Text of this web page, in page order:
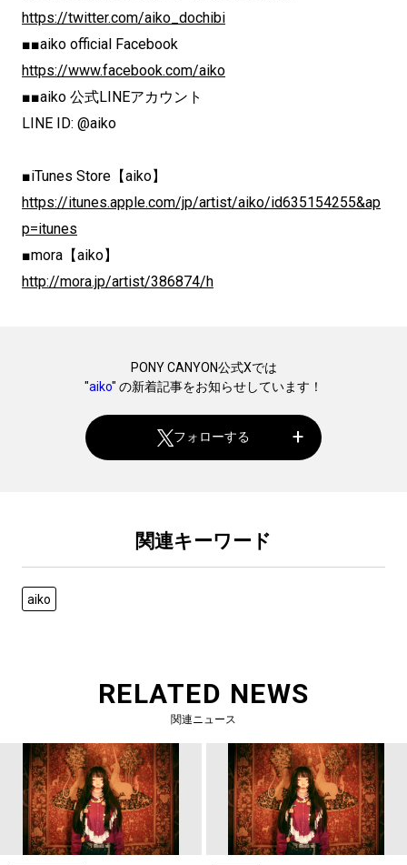
https://twitter.com/aiko_dochibi
■■aiko official Facebook
https://www.facebook.com/aiko
■■aiko 公式LINEアカウント
LINE ID: @aiko
■iTunes Store【aiko】
https://itunes.apple.com/jp/artist/aiko/id635154255&ap
p=itunes
■mora【aiko】
http://mora.jp/artist/386874/h
PONY CANYON公式Xでは
"aiko" の新着記事をお知らせしています！
フォローする
関連キーワード
aiko
RELATED NEWS
関連ニュース